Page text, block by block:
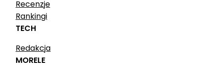
Recenzje
Rankingi
TECH
Redakcja
MORELE